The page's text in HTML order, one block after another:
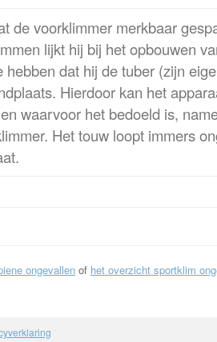
de voorklimmer merkbaar
lijkt hij bij het opbouwen
hebben dat hij de tuber (zijn
Hierdoor kan het
waarvoor het bedoeld is,
Het touw loopt immers
ongevallen of het overzicht sportklim